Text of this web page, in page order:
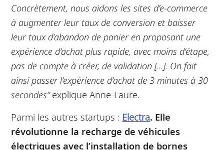
Concrètement, nous aidons les sites d’e-commerce
à augmenter leur taux de conversion et baisser
leur taux d’abandon de panier en proposant une
expérience d’achat plus rapide, avec moins d’étape,
pas de compte à créer, de validation [...]. On fait
ainsi passer l’expérience d’achat de 3 minutes à 30
secondes”explique Anne-Laure.
Parmi les autres startups : Electra. Elle
révolutionne la recharge de véhicules
électriques avec l’installation de bornes